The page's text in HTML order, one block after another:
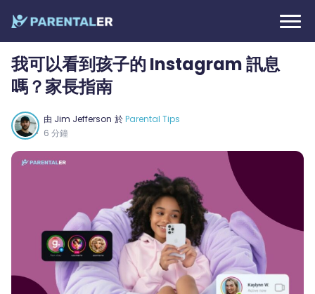
我可以看到孩子的 Instagram 訊息
嗎？家長指南
由 Jim Jefferson 於Parental Tips
6 分鐘